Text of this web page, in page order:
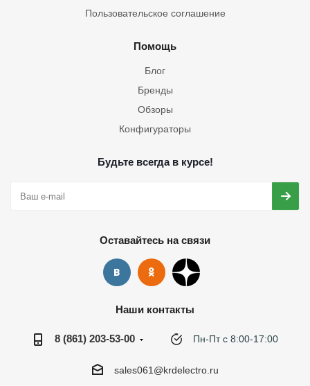
Пользовательское соглашение
Помощь
Блог
Бренды
Обзоры
Конфигураторы
Будьте всегда в курсе!
Оставайтесь на связи
Наши контакты
8 (861) 203-53-00 Пн-Пт с 8:00-17:00
sales061@krdelectro.ru